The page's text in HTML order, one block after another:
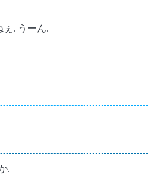
ぇ. うーん.
.